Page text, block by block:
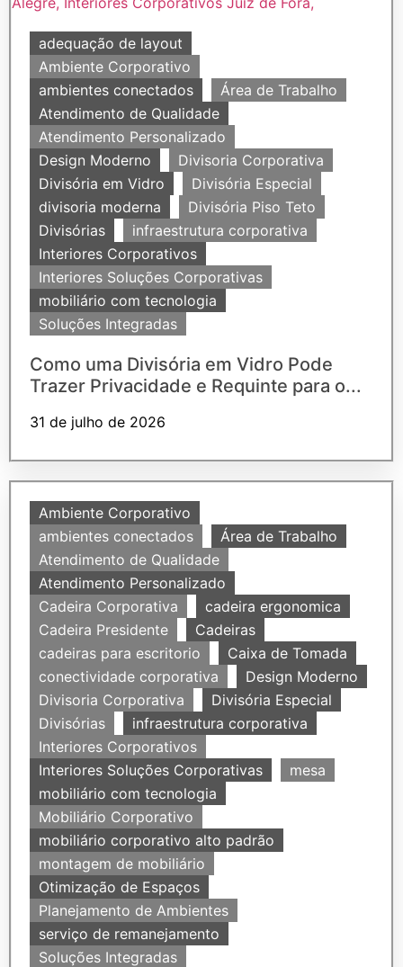
adequação de layout
Ambiente Corporativo
ambientes conectados
Área de Trabalho
Atendimento de Qualidade
Atendimento Personalizado
Design Moderno
Divisoria Corporativa
Divisória em Vidro
Divisória Especial
divisoria moderna
Divisória Piso Teto
Divisórias
infraestrutura corporativa
Interiores Corporativos
Interiores Soluções Corporativas
mobiliário com tecnologia
Soluções Integradas
Como uma Divisória em Vidro Pode
Trazer Privacidade e Requinte para o...
31 de julho de 2026
Ambiente Corporativo
ambientes conectados
Área de Trabalho
Atendimento de Qualidade
Atendimento Personalizado
Cadeira Corporativa
cadeira ergonomica
Cadeira Presidente
Cadeiras
cadeiras para escritorio
Caixa de Tomada
conectividade corporativa
Design Moderno
Divisoria Corporativa
Divisória Especial
Divisórias
infraestrutura corporativa
Interiores Corporativos
Interiores Soluções Corporativas
mesa
mobiliário com tecnologia
Mobiliário Corporativo
mobiliário corporativo alto padrão
montagem de mobiliário
Otimização de Espaços
Planejamento de Ambientes
serviço de remanejamento
Soluções Integradas